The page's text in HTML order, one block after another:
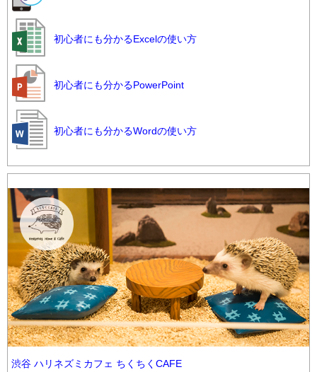
初心者にも分かるExcelの使い方
初心者にも分かるPowerPoint
初心者にも分かるWordの使い方
渋谷 ハリネズミカフェ ちくちくCAFE